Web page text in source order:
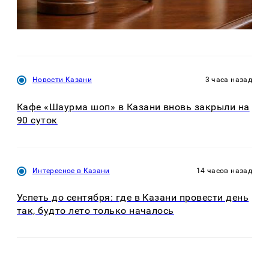
Новости Казани 3 часа назад
Кафе «Шаурма шоп» в Казани вновь закрыли на
90 суток
Интересное в Казани 14 часов назад
Успеть до сентября: где в Казани провести день
так, будто лето только началось